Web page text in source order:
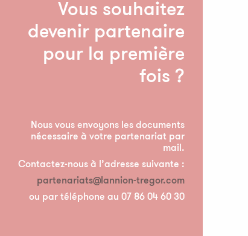
Vous souhaitez
devenir partenaire
pour la première
fois ?
Nous vous envoyons les documents
nécessaire à votre partenariat par
mail.
Contactez-nous à l’adresse suivante :
partenariats@lannion-tregor.com
ou par téléphone au 07 86 04 60 30